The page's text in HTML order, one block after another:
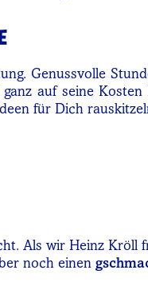
Genussvolle
auf seine
für Dich
Als wir Heinz Kröll
noch einen